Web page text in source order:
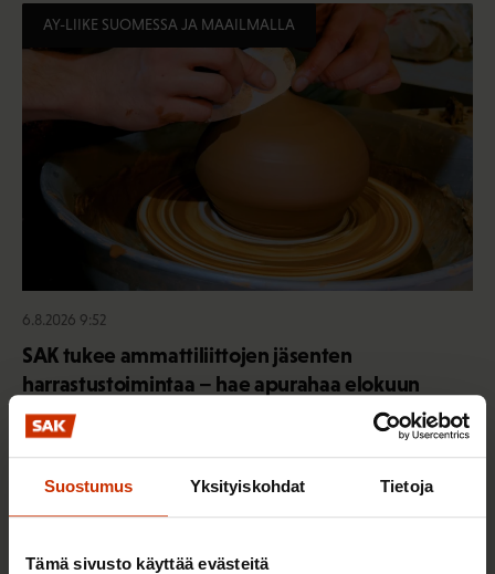
Suostumus Yksityiskohdat Tietoja
Tämä sivusto käyttää evästeitä
AY-LIIKE SUOMESSA JA MAAILMALLA
6.8.2026 9:52
SAK tukee ammattiliittojen jäsenten
harrastustoimintaa – hae apurahaa elokuun
aikana